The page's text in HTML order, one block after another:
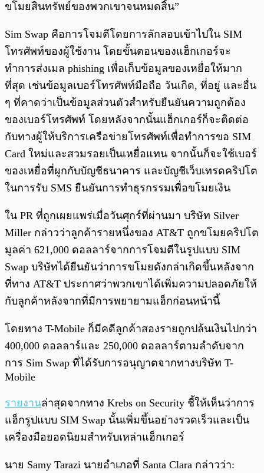
ขโมยสินทรัพย์ของพวกเขาจนหมดสิ้น”
Sim Swap คือการโจมตีโดยการลักลอบเข้าไปใน SIM
โทรศัพท์ของผู้ใช้งาน โดยขั้นตอนของแฮ็กเกอร์จะ
ทำการส่งเมล phishing เพื่อเก็บข้อมูลของเหยื่อให้มาก
ที่สุด เช่นข้อมูลเบอร์โทรศัพท์มือถือ วันเกิด, ที่อยู่ และอื่น
ๆ ที่คาดว่าเป็นข้อมูลส่วนตัวสำหรับยืนยันความถูกต้อง
ของเบอร์โทรศัพท์ โดยหลังจากนั้นแฮ็กเกอร์ก็จะติดต่อ
กับทางผู้ให้บริการเครือข่ายโทรศัพท์เพื่อทำการขอ SIM
Card ใหม่และสวมรอยเป็นเหยื่อแทน จากนั้นก็จะใช้เบอร์
ของเหยื่อที่ผูกกับบัญชีธนาคาร และบัญชีเว็บเทรดคริปโต
ในการรับ SMS ยืนยันการทำธุรกรรมเพื่อขโมยเงิน
ใน PR ที่ถูกเผยแพร่เมื่อวันศุกร์ที่ผ่านมา บริษัท Silver
Miller กล่าวว่าลูกค้ารายหนึ่งของ AT&T ถูกขโมยคริปโต
มูลค่า 621,000 ดอลลาร์จากการโจมตีในรูปแบบ SIM
Swap บริษัทได้ยืนยันว่าการขโมยดังกล่าเกิดขึ้นหลังจาก
ที่ทาง AT&T ประกาศว่าพวกเขาได้เพิ่มความปลอดภัยให้
กับลูกค้าหลังจากที่มีการพยายามแฮ็กก่อนหน้านี้
โดยทาง T-Mobile ก็มีคดีลูกค้าสองรายถูกปล้นเงินไปกว่า
400,000 ดอลลาร์และ 250,000 ดอลลาร์ตามลำดับจาก
การ Sim Swap ที่ได้รับการอนุญาตจากทางบริษัท T-
Mobile
รายงานล่าสุดจากทาง Krebs on Security ชี้ให้เห็นว่าการ
แฮ็กรูปแบบ SIM Swap นั้นเพิ่มขึ้นอย่างรวดเร็วและเป็น
เครื่องมือยอดนิยมสำหรับเหล่าแฮ็กเกอร์
นาย Samy Tarazi นายอำเภอที่ Santa Clara กล่าวว่า: